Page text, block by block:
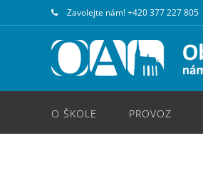
Zavolejte nám!+420 377 227 805
O ŠKOLE PROVOZ